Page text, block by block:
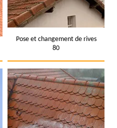
Pose et changement de rives
80